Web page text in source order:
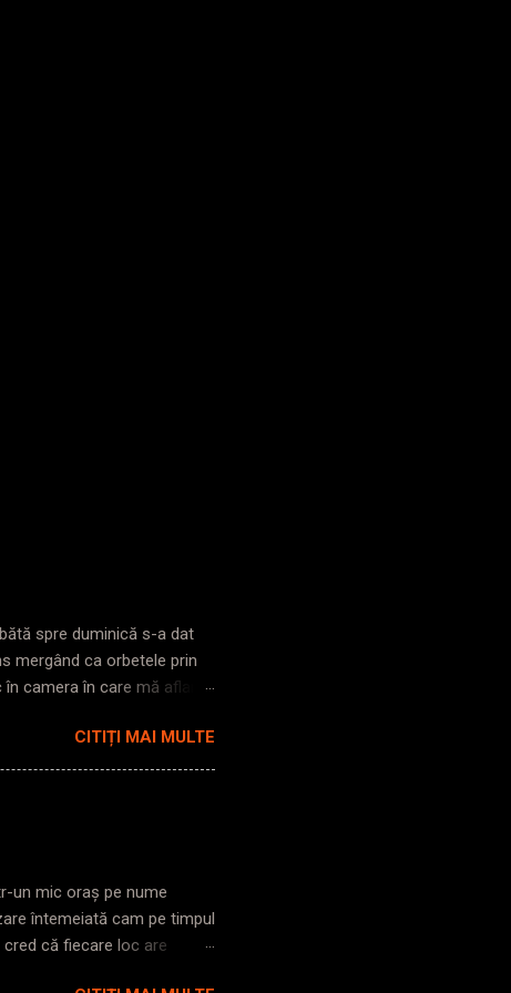
spre duminică s-a dat
mergând ca orbetele prin
camera în care mă aflam,
trezesc până la gară. Cobor
poarta clasică. Intru în
Iese mecanicul din
), îmi pare rău să vă
și nu vă văd că ați ieșit
CITIȚI MAI MULTE
un mic oraș pe nume
întemeiată cam pe timpul
că fiecare loc are